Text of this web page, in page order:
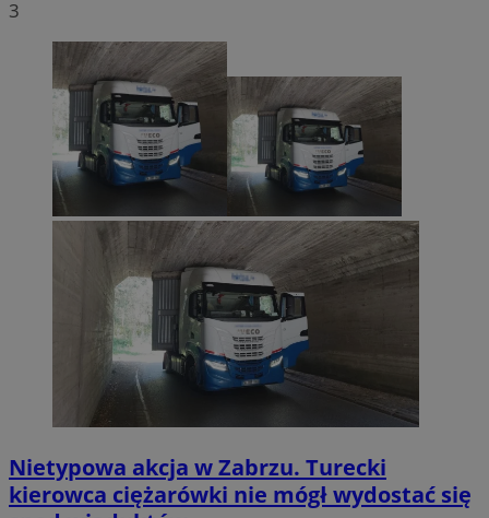
3
Nietypowa akcja w Zabrzu. Turecki
kierowca ciężarówki nie mógł wydostać się